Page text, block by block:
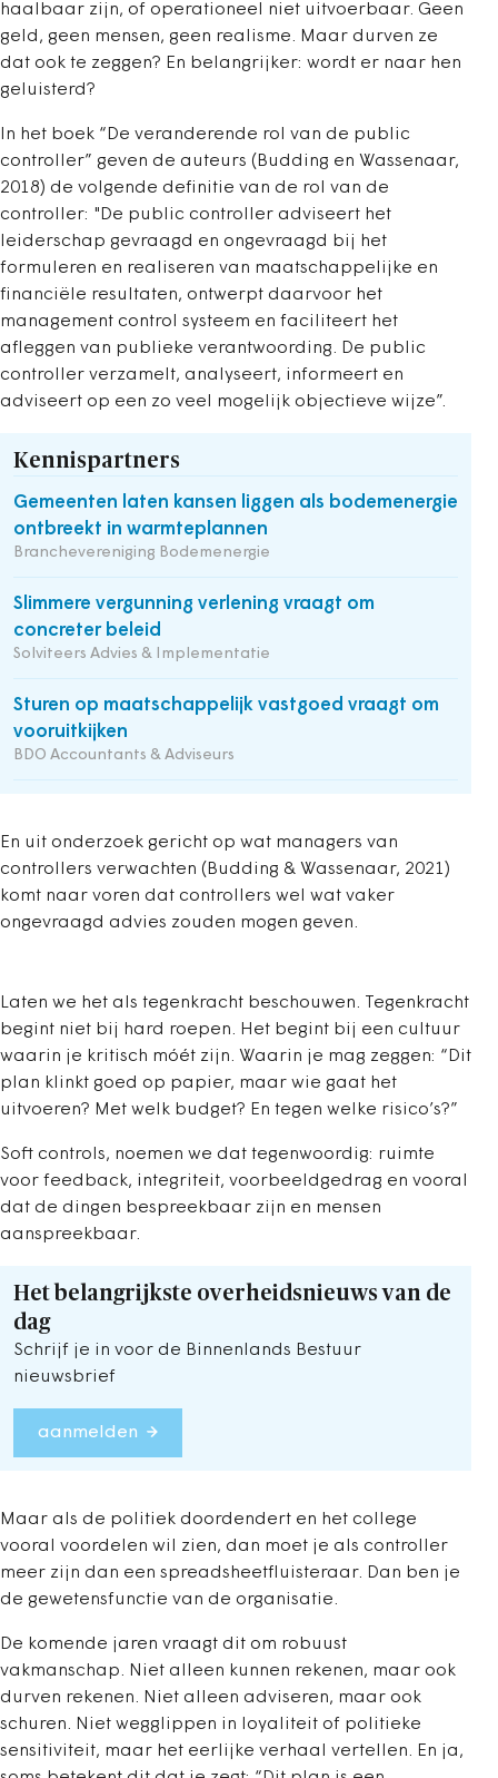
haalbaar zijn, of operationeel niet uitvoerbaar. Geen
geld, geen mensen, geen realisme. Maar durven ze
dat ook te zeggen? En belangrijker: wordt er naar hen
geluisterd?
In het boek “De veranderende rol van de public
controller” geven de auteurs (Budding en Wassenaar,
2018) de volgende definitie van de rol van de
controller: "De public controller adviseert het
leiderschap gevraagd en ongevraagd bij het
formuleren en realiseren van maatschappelijke en
financiële resultaten, ontwerpt daarvoor het
management control systeem en faciliteert het
afleggen van publieke verantwoording. De public
controller verzamelt, analyseert, informeert en
adviseert op een zo veel mogelijk objectieve wijze”.
Kennispartners
Gemeenten laten kansen liggen als bodemenergie
ontbreekt in warmteplannen
Branchevereniging Bodemenergie
Slimmere vergunning verlening vraagt om
concreter beleid
Solviteers Advies & Implementatie
Sturen op maatschappelijk vastgoed vraagt om
vooruitkijken
BDO Accountants & Adviseurs
En uit onderzoek gericht op wat managers van
controllers verwachten (Budding & Wassenaar, 2021)
komt naar voren dat controllers wel wat vaker
ongevraagd advies zouden mogen geven.
Laten we het als tegenkracht beschouwen. Tegenkracht
begint niet bij hard roepen. Het begint bij een cultuur
waarin je kritisch móét zijn. Waarin je mag zeggen: “Dit
plan klinkt goed op papier, maar wie gaat het
uitvoeren? Met welk budget? En tegen welke risico’s?”
Soft controls, noemen we dat tegenwoordig: ruimte
voor feedback, integriteit, voorbeeldgedrag en vooral
dat de dingen bespreekbaar zijn en mensen
aanspreekbaar.
Het belangrijkste overheidsnieuws van de
dag
Schrijf je in voor de Binnenlands Bestuur
nieuwsbrief
aanmelden
Maar als de politiek doordendert en het college
vooral voordelen wil zien, dan moet je als controller
meer zijn dan een spreadsheetfluisteraar. Dan ben je
de gewetensfunctie van de organisatie.
De komende jaren vraagt dit om robuust
vakmanschap. Niet alleen kunnen rekenen, maar ook
durven rekenen. Niet alleen adviseren, maar ook
schuren. Niet wegglippen in loyaliteit of politieke
sensitiviteit, maar het eerlijke verhaal vertellen. En ja,